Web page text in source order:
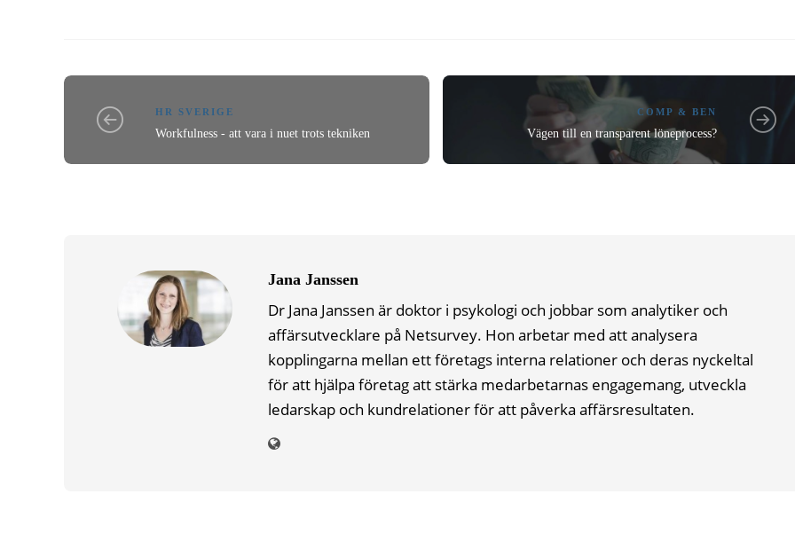
HR SVERIGE
Workfulness - att vara i nuet trots tekniken
COMP & BEN
Vägen till en transparent löneprocess?
Jana Janssen
Dr Jana Janssen är doktor i psykologi och jobbar som analytiker och
affärsutvecklare på Netsurvey. Hon arbetar med att analysera
kopplingarna mellan ett företags interna relationer och deras nyckeltal
för att hjälpa företag att stärka medarbetarnas engagemang, utveckla
ledarskap och kundrelationer för att påverka affärsresultaten.